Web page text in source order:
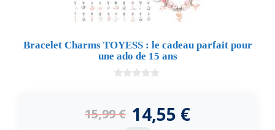
Bracelet Charms TOYESS : le cadeau parfait pour
une ado de 15 ans
5
15,99€ 14,55 €